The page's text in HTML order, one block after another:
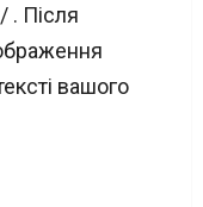
Після
вашого